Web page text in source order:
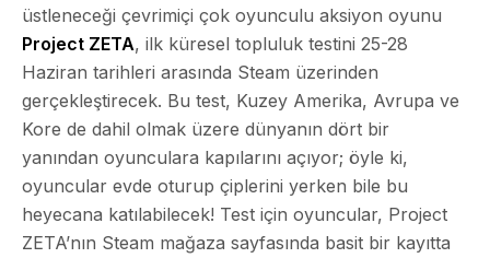
üstleneceği çevrimiçi çok oyunculu aksiyon oyunu
Project ZETA, ilk küresel topluluk testini 25-28
Haziran tarihleri arasında Steam üzerinden
gerçekleştirecek. Bu test, Kuzey Amerika, Avrupa ve
Kore de dahil olmak üzere dünyanın dört bir
yanından oyunculara kapılarını açıyor; öyle ki,
oyuncular evde oturup çiplerini yerken bile bu
heyecana katılabilecek! Test için oyuncular, Project
ZETA’nın Steam mağaza sayfasında basit bir kayıtta